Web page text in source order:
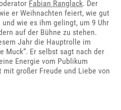
Fabian Ranglack. Der
er Weihnachten feiert, wie gut
wie es ihm gelingt, um 9 Uhr
auf der Bühne zu stehen.
Jahr die Hauptrolle im
Muck“. Er selbst sagt nach der
Energie vom Publikum
großer Freude und Liebe von